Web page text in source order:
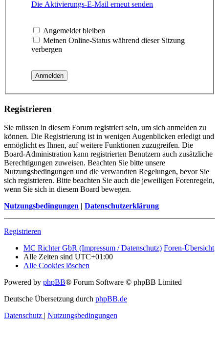
Die Aktivierungs-E-Mail erneut senden
Angemeldet bleiben
Meinen Online-Status während dieser Sitzung
verbergen
Registrieren
Sie müssen in diesem Forum registriert sein, um sich anmelden zu
können. Die Registrierung ist in wenigen Augenblicken erledigt und
ermöglicht es Ihnen, auf weitere Funktionen zuzugreifen. Die
Board-Administration kann registrierten Benutzern auch zusätzliche
Berechtigungen zuweisen. Beachten Sie bitte unsere
Nutzungsbedingungen und die verwandten Regelungen, bevor Sie
sich registrieren. Bitte beachten Sie auch die jeweiligen Forenregeln,
wenn Sie sich in diesem Board bewegen.
Nutzungsbedingungen | Datenschutzerklärung
Registrieren
MC Richter GbR (Impressum / Datenschutz) Foren-Übersicht
Alle Zeiten sind UTC+01:00
Alle Cookies löschen
Powered by phpBB® Forum Software © phpBB Limited
Deutsche Übersetzung durch phpBB.de
Datenschutz | Nutzungsbedingungen